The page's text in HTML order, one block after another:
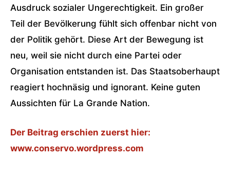
Ausdruck sozialer Ungerechtigkeit. Ein großer
Teil der Bevölkerung fühlt sich offenbar nicht von
der Politik gehört. Diese Art der Bewegung ist
neu, weil sie nicht durch eine Partei oder
Organisation entstanden ist. Das Staatsoberhaupt
reagiert hochnäsig und ignorant. Keine guten
Aussichten für La Grande Nation.
Der Beitrag erschien zuerst hier:
www.conservo.wordpress.com